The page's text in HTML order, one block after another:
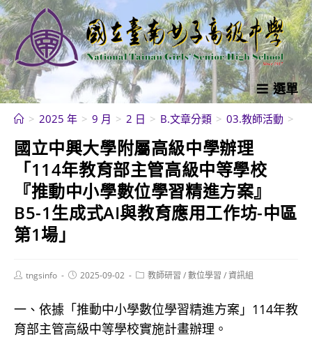
跳
轉
至
主
要
內
選單
> 2025 年 > 9 月 > 2 日 > B.文章分類 > 03.教師活動 >
國立中興大學附屬高級中學辦理
「114年教育部主管高級中等學校
『推動中小學數位學習精進方案』
B5-1生成式AI與教育應用工作坊-中區
第1場」
Posttngsinfo
Post2025-09-02
Post教師研習 /數位學習 /資訊組
一、依據「推動中小學數位學習精進方案」114年教
育部主管高級中等學校實施計畫辦理。